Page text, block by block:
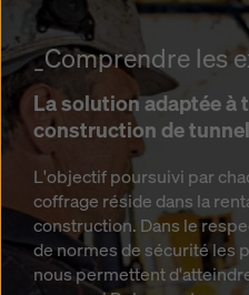
_Comprendre les
La solution adaptée à
construction de
L'objectif poursuivi par
coffrage réside dans la
construction. Dans le
de normes de sécurité les
nous permettent